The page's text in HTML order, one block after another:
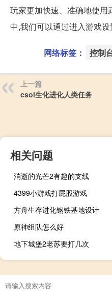
玩家更加快速、准确地使
中,我们可以通过进入游戏设
网络标签： 控制
上一篇
csol生化进化人类任务
相关问题
消逝的光芒2有趣的支线
4399小游戏打屁股游戏
方舟生存进化钢铁基地设计
原神组队怎么好
地下城堡2老苏要打几次